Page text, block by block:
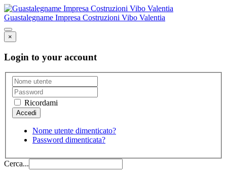
Guastalegname Impresa Costruzioni Vibo Valentia
×
Login to your account
Ricordami
Nome utente dimenticato?
Password dimenticata?
Cerca...